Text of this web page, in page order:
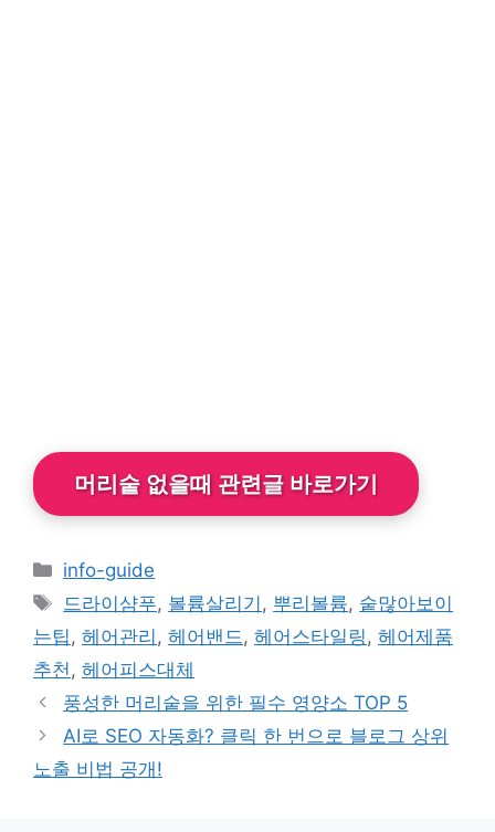
머리숱 없을때 관련글 바로가기
카
테
리
info-guide
태
그
드라이샴푸, 볼륨살리기 , 뿌리볼륨, 숱많아보이
는팁, 헤어관리 , 헤어밴드, 헤어스타일링, 헤어제품
추천, 헤어피스대체
풍성한 머리숱을 위한 필수 영양소 TOP 5
AI로 SEO 자동화? 클릭 한 번으로 블로그 상위
노출 비법 공개!